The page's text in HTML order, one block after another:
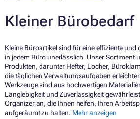
Kleiner Bürobedarf
Kleine Büroartikel sind für eine effiziente und
in jedem Büro unerlässlich. Unser Sortiment
Produkten, darunter Hefter, Locher,
die täglichen Verwaltungsaufgaben
Werkzeuge sind aus hochwertigen
Langlebigkeit und Zuverlässigkeit
Organizer an, die Ihnen helfen, Ihren
aufgeräumt zu halten. Mehr anzeigen